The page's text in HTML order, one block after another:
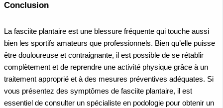
Conclusion
La fasciite plantaire est une blessure fréquente qui touche aussi
bien les sportifs amateurs que professionnels. Bien qu’elle puisse
être douloureuse et contraignante, il est possible de se rétablir
complètement et de reprendre une activité physique grâce à un
traitement approprié et à des mesures préventives adéquates. Si
vous présentez des symptômes de fasciite plantaire, il est
essentiel de consulter un spécialiste en podologie pour obtenir un